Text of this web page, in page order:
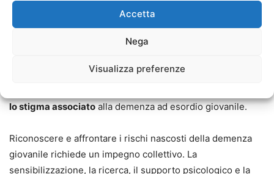
Accetta
Nega
Visualizza preferenze
rischi nascosti della demenza giovanile richiede un
aumento della consapevolezza pubblica. L’educazione sulla
malattia può contribuire a una diagnosi precoce e garantire
è essenziale promuovere la
lo stigma associatoalla demenza ad esordio giovanile.
Riconoscere e affrontare i rischi nascosti della demenza
giovanile richiede un impegno collettivo. La
sensibilizzazione, la ricerca, il supporto psicologico e la